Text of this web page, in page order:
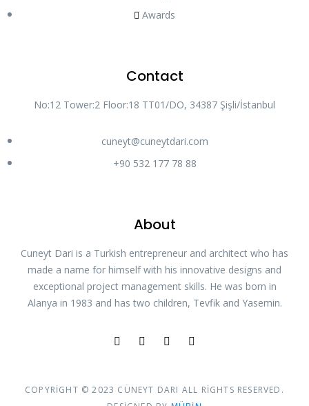
Awards
Contact
No:12 Tower:2 Floor:18 TT01/DO, 34387 Şişli/İstanbul
cuneyt@cuneytdari.com
+90 532 177 78 88
About
Cuneyt Dari is a Turkish entrepreneur and architect who has
made a name for himself with his innovative designs and
exceptional project management skills. He was born in
Alanya in 1983 and has two children, Tevfik and Yasemin.
COPYRIGHT © 2023 CÜNEYT DARI ALL RIGHTS RESERVED.